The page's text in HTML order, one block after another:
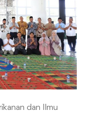
dan Ilmu